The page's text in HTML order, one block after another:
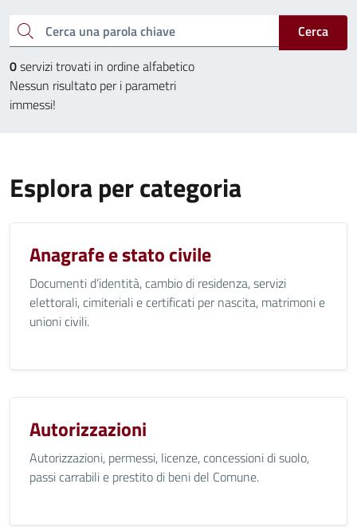
Cerca una parola chiave
Cerca
0servizi trovati in ordine alfabetico
Nessun risultato per i parametri
immessi!
Esplora per categoria
Anagrafe e stato civile
Documenti d’identità, cambio di residenza, servizi
elettorali, cimiteriali e certificati per nascita, matrimoni e
unioni civili.
Autorizzazioni
Autorizzazioni, permessi, licenze, concessioni di suolo,
passi carrabili e prestito di beni del Comune.